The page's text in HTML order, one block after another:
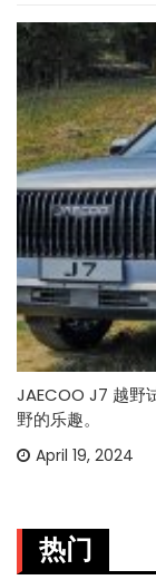
JAECOO J7 越野
野的乐趣。
April 19, 2024
热门